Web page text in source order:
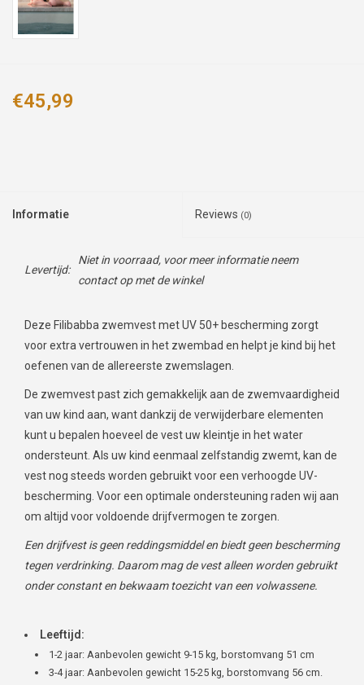
€45,99
Informatie Reviews (0)
Levertijd:
Niet in voorraad, voor meer informatie neem
contact op met de winkel
Deze Filibabba zwemvest met UV 50+ bescherming zorgt
voor extra vertrouwen in het zwembad en helpt je kind bij het
oefenen van de allereerste zwemslagen.
De zwemvest past zich gemakkelijk aan de zwemvaardigheid
van uw kind aan, want dankzij de verwijderbare elementen
kunt u bepalen hoeveel de vest uw kleintje in het water
ondersteunt. Als uw kind eenmaal zelfstandig zwemt, kan de
vest nog steeds worden gebruikt voor een verhoogde UV-
bescherming. Voor een optimale ondersteuning raden wij aan
om altijd voor voldoende drijfvermogen te zorgen.
Een drijfvest is geen reddingsmiddel en biedt geen bescherming
tegen verdrinking. Daarom mag de vest alleen worden gebruikt
onder constant en bekwaam toezicht van een volwassene.
Leeftijd:
1-2 jaar: Aanbevolen gewicht 9-15 kg, borstomvang 51 cm
3-4 jaar: Aanbevolen gewicht 15-25 kg, borstomvang 56 cm.